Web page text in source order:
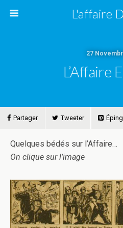
L'affaire
27
L’Affaire
Partager Tweeter
Quelques bédés sur l’Affaire…
On clique sur l’image